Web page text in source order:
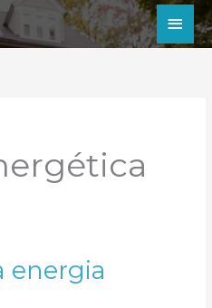
energia